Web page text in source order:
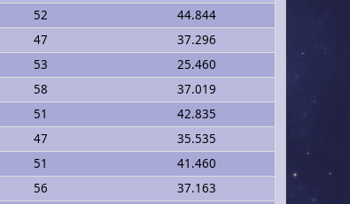
52
44.844
47
37.296
53
25.460
58
37.019
51
42.835
47
35.535
51
41.460
56
37.163